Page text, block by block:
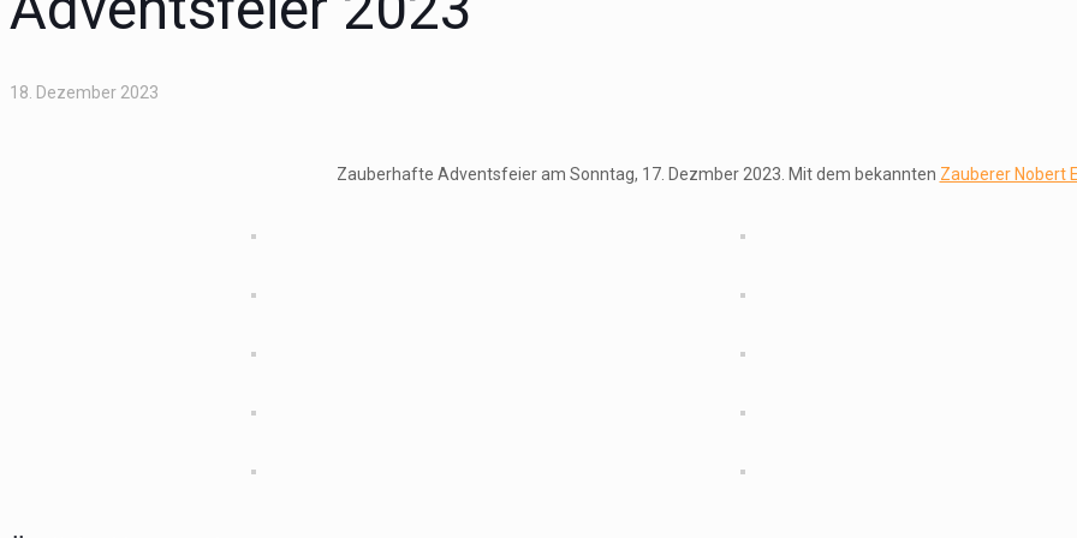
18. Dezember 2023
Zauberhafte Adventsfeier am Sonntag, 17. Dezmber 2023. Mit dem bekannten Zauberer Nobert